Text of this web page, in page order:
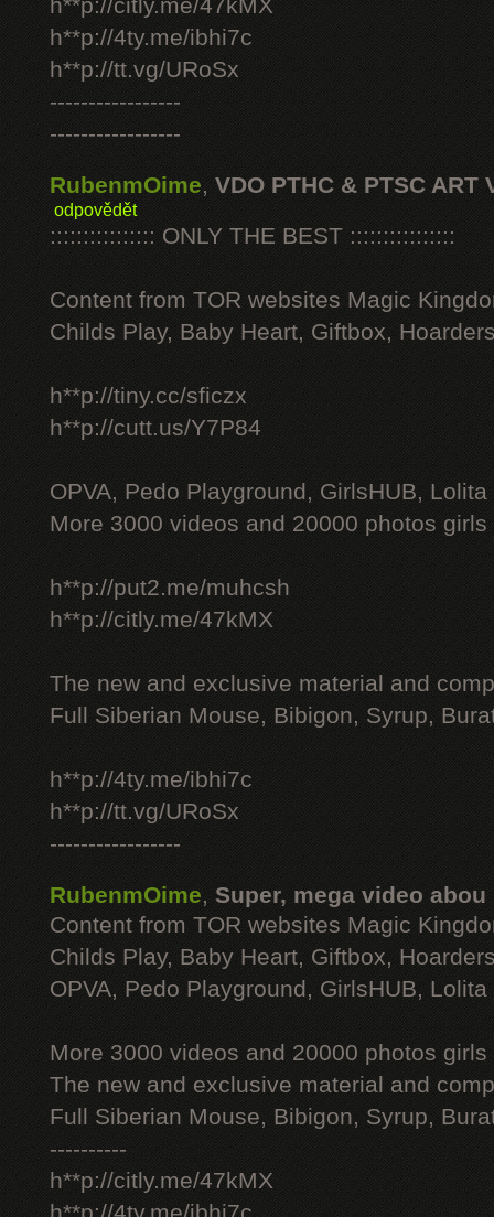
h**p://citly.me/47kMX
h**p://4ty.me/ibhi7c
h**p://tt.vg/URoSx
-----------------
-----------------
RubenmOime, VDO PTHC & PTSC ART
odpovědět
:::::::::::::::: ONLY THE BEST ::::::::::::::::
Content from TOR websites Magic
Childs Play, Baby Heart, Giftbox,
h**p://tiny.cc/sficzx
h**p://cutt.us/Y7P84
OPVA, Pedo Playground, GirlsHUB, Lolita
More 3000 videos and 20000 photos
h**p://put2.me/muhcsh
h**p://citly.me/47kMX
The new and exclusive material and
Full Siberian Mouse, Bibigon, Syrup,
h**p://4ty.me/ibhi7c
h**p://tt.vg/URoSx
-----------------
RubenmOime, Super, mega video abou
Content from TOR websites Magic
Childs Play, Baby Heart, Giftbox,
OPVA, Pedo Playground, GirlsHUB, Lolita
More 3000 videos and 20000 photos
The new and exclusive material and
Full Siberian Mouse, Bibigon, Syrup,
----------
h**p://citly.me/47kMX